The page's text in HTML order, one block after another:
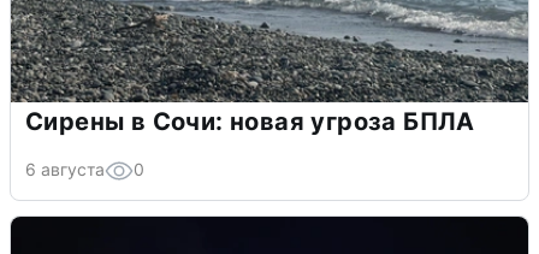
Сирены в Сочи: новая угроза БПЛА
6 августа 0